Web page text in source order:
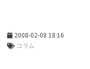
2008-02-08 18:16
コラム